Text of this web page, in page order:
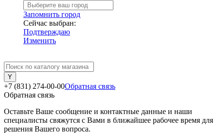
Запомнить город
Сейчас выбран:
Подтверждаю
Изменить
+7 (831) 274-00-00Обратная связь
Обратная связь
Оставьте Ваше сообщение и контактные данные и наши
специалисты свяжутся с Вами в ближайшее рабочее время для
решения Вашего вопроса.